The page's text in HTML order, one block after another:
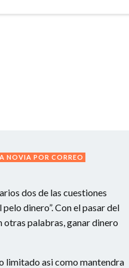
NOVIA POR CORREO
dos de las cuestiones
dinero”. Con el pasar del
otras palabras, ganar dinero
limitado asi­ como mantendra